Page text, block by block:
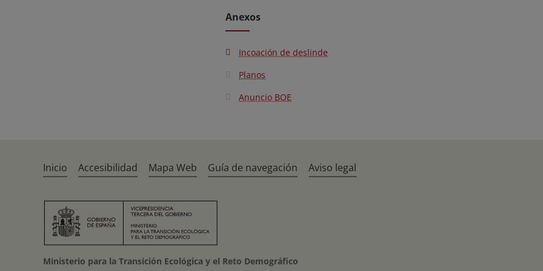
Anexos
Incoación de deslinde
Planos
Anuncio BOE
Inicio Accesibilidad Mapa Web Guía de navegación Aviso legal
Ministerio para la Transición Ecológica y el Reto Demográfico